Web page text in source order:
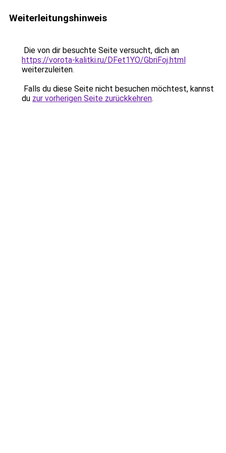
Weiterleitungshinweis
Die von dir besuchte Seite versucht, dich an
https://vorota-kalitki.ru/DFet1YO/GbriFoj.html
weiterzuleiten.
Falls du diese Seite nicht besuchen möchtest, kannst
du zur vorherigen Seite zurückkehren.